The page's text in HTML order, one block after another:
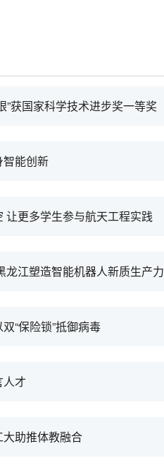
”获国家科学技术进步奖一等奖
能创新
让更多学生参与航天工程实践
龙江塑造智能机器人新质生产力
“保险锁”抵御病毒
才
助推体教融合